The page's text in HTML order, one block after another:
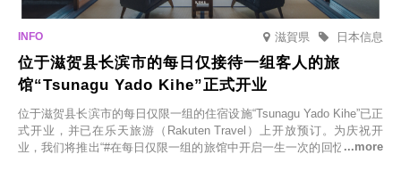
滋賀県 日本信息
位于滋贺县长滨市的每日仅接待一组客人的旅
馆“Tsunagu Yado Kihe”正式开业
位于滋贺县长滨市的每日仅限一组的住宿设施“Tsunagu Yado Kihe”已正
式开业，并已在乐天旅游（Rakuten Travel）上开放预订。为庆祝开
业，我们将推出“#在每日仅限一组的旅馆中开启一生一次的回忆之旅”活